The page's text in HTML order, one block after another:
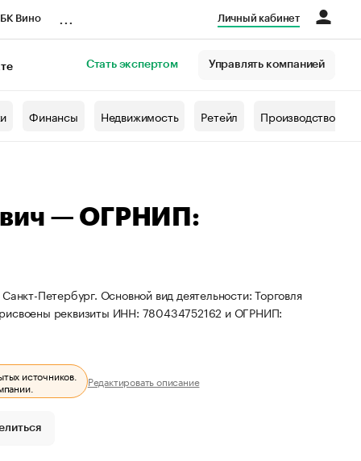
Вино Личный кабинет
Стать экспертом Управлять компанией
Финансы Недвижимость Ретейл Производство
— ОГРНИП:
Петербург. Основной вид деятельности: Торговля
реквизиты ИНН: 780434752162 и ОГРНИП:
источников. Редактировать описание